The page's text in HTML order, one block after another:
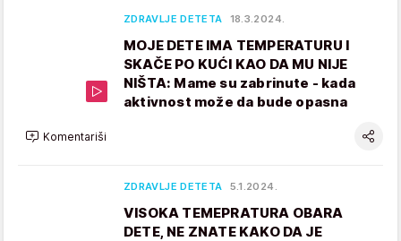
ZDRAVLJE DETETA 18.3.2024.
MOJE DETE IMA TEMPERATURU I
SKAČE PO KUĆI KAO DA MU NIJE
NIŠTA: Mame su zabrinute - kada
aktivnost može da bude opasna
Komentariši
ZDRAVLJE DETETA 5.1.2024.
VISOKA TEMEPRATURA OBARA
DETE, NE ZNATE KAKO DA JE